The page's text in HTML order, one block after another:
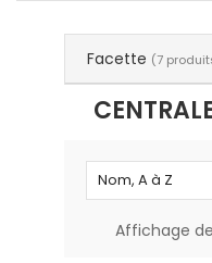
Facette (7
Nom, A à Z
Affichage